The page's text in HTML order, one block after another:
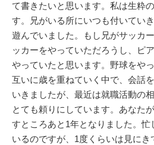
て書きたいと思います。私は生粋
す。兄がいる所にいつも付いてい
遊んでいました。もし兄がサッカ
ッカーをやっていただろうし、ピ
やっていたと思います。野球をや
互いに歳を重ねていく中で、会話
いきましたが、最近は就職活動の
とても頼りにしています。あなた
すところあと1年となりました。忙
いるのですが、1度くらいは見にき